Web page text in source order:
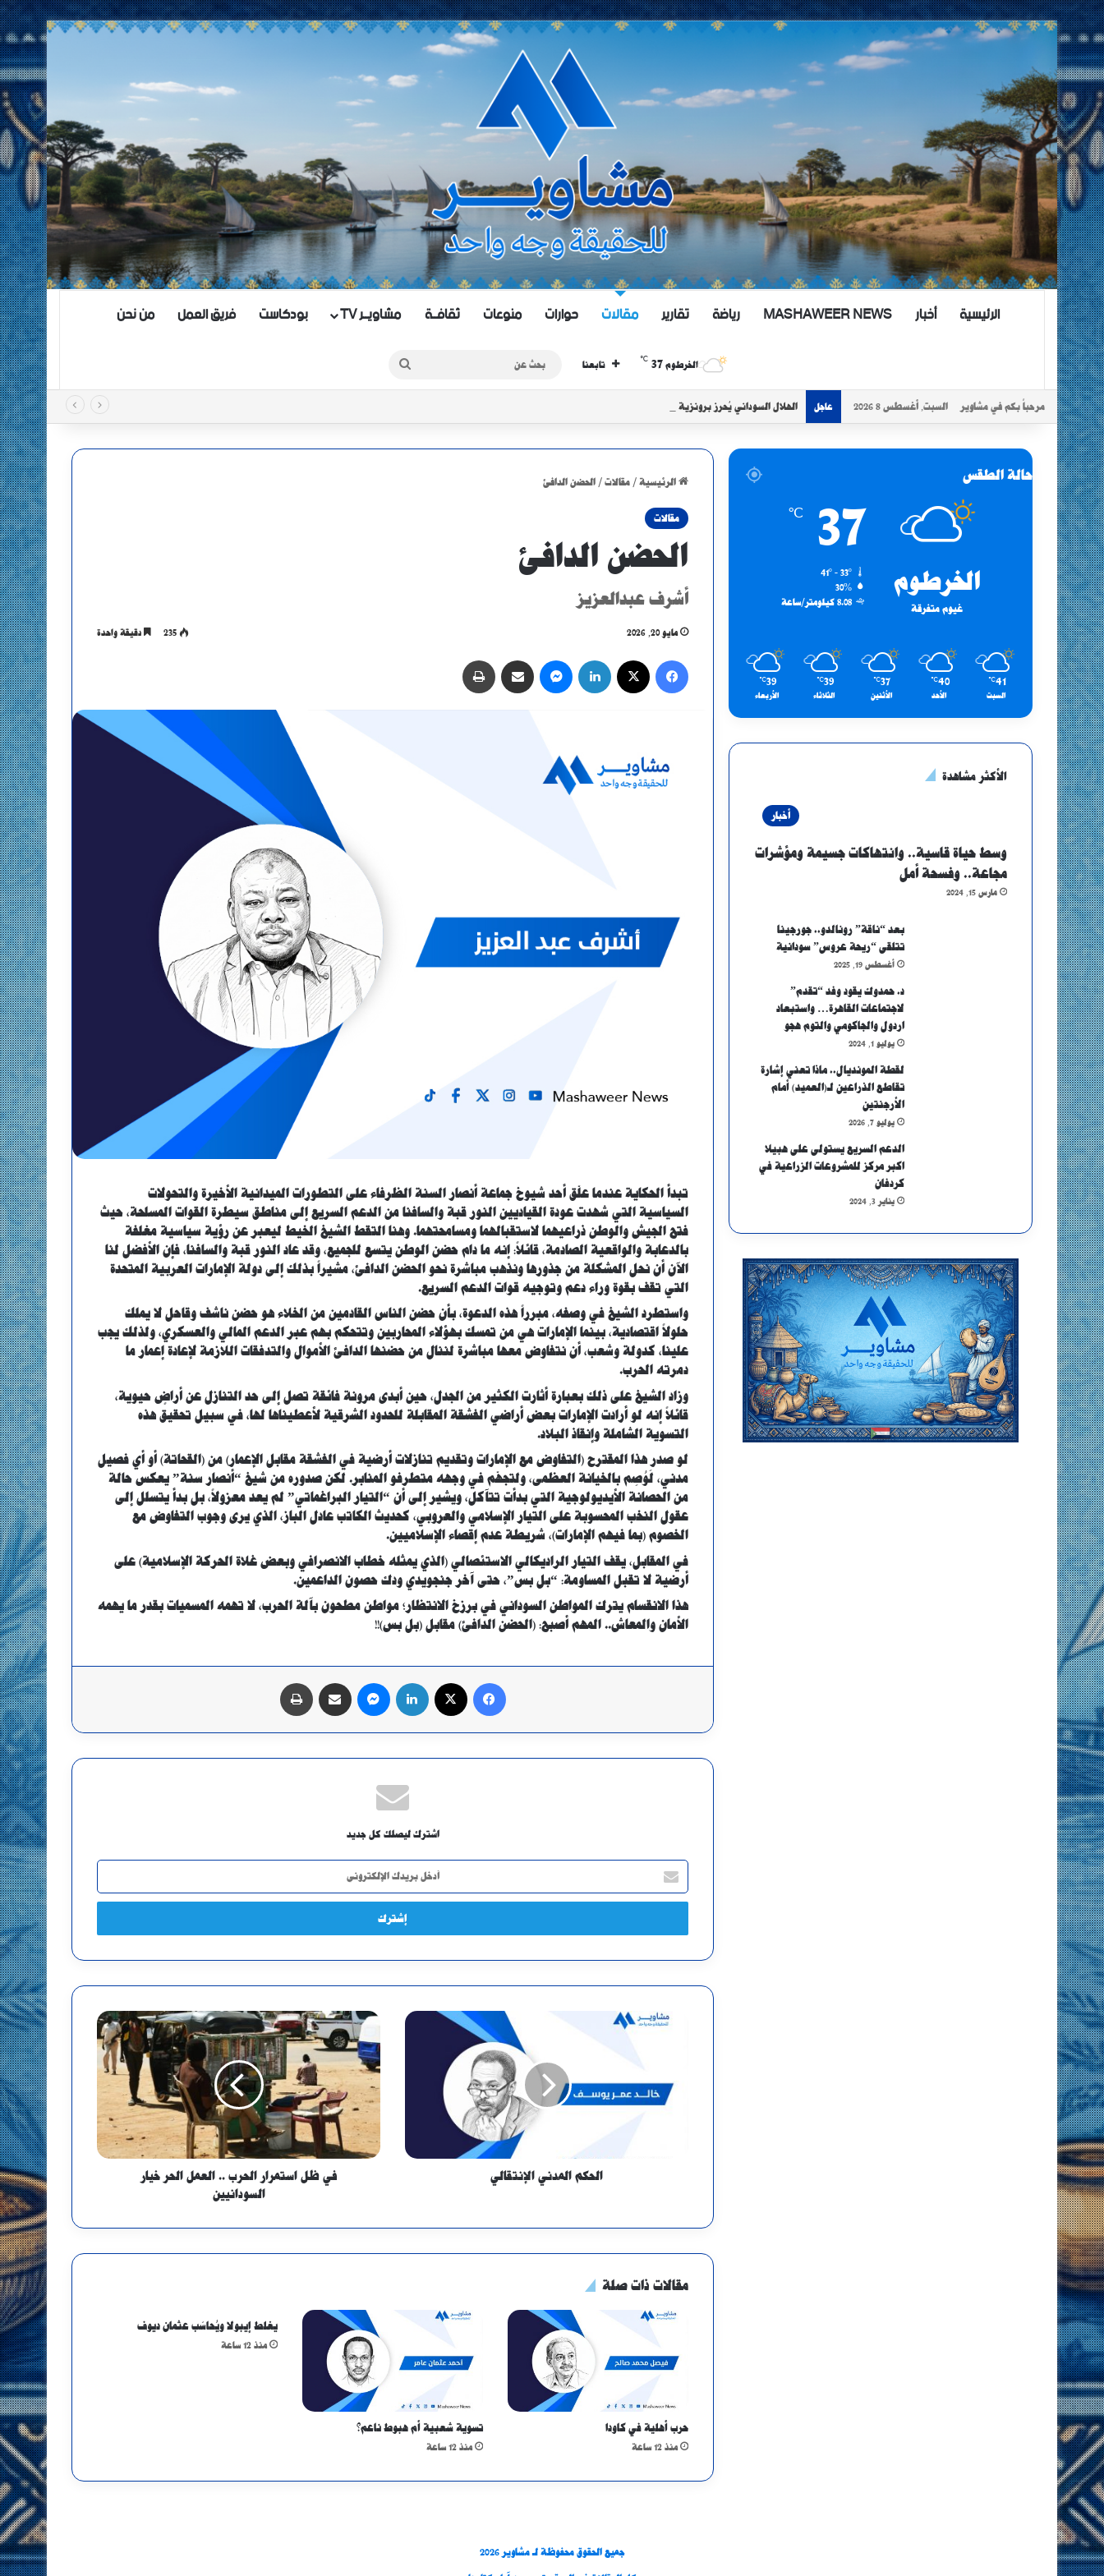
الرئيسية أخبار MASHAWEER NEWS رياضة تقارير مقالات حوارات منوعات ثقافــة مشاويــر TV بودكاست فريق العمل من نحن
الخرطوم 37
℃
تابعنا بحث
عن
مرحباً بكم في مشاوير السبت, أغسطس 8 2026 عاجل الهلال السوداني يُحرز برونزية سيكافا بثنائية في شباك الجاموس
الرئيسية / مقالات / الحضن الدافئ
مقالات
الحضن الدافئ
أشرف عبدالعزيز
مايو 20, 2026 235 دقيقة واحدة
فيسبوك لينكدإن ماسنجر مشاركة عبر البريد
تبدأ الحكاية عندما علّق أحد شيوخ جماعة أنصار السنة الظرفاء على التطورات الميدانية الأخيرة والتحولات
السياسية التي شهدت عودة القياديين النور قبة والسافنا من الدعم السريع إلى مناطق سيطرة القوات المسلحة، حيث
فتح الجيش والوطن ذراعيهما لاستقبالهما ومسامحتهما. وهنا التقط الشيخ الخيط ليعبر عن رؤية سياسية مغلفة
بالدعابة والواقعية الصادمة، قائلاً: إنه ما دام حضن الوطن يتسع للجميع، وقد عاد النور قبة والسافنا، فإن الأفضل لنا
الآن أن نحل المشكلة من جذورها ونذهب مباشرة نحو الحضن الدافئ، مشيراً بذلك إلى دولة الإمارات العربية المتحدة
التي تقف بقوة وراء دعم وتوجيه قوات الدعم السريع.
واستطرد الشيخ في وصفه، مبرراً هذه الدعوة، بأن حضن الناس القادمين من الخلاء هو حضن ناشف وقاحل لا يملك
حلولاً اقتصادية، بينما الإمارات هي من تمسك بهؤلاء المحاربين وتتحكم بهم عبر الدعم المالي والعسكري، ولذلك يجب
علينا، كدولة وشعب، أن نتفاوض معها مباشرة لننال من حضنها الدافئ الأموال والتدفقات اللازمة لإعادة إعمار ما
دمرته الحرب.
وزاد الشيخ على ذلك بعبارة أثارت الكثير من الجدل، حين أبدى مرونة فائقة تصل إلى حد التنازل عن أراضٍ حيوية،
قائلاً إنه لو أرادت الإمارات بعض أراضي الفشقة المقابلة للحدود الشرقية لأعطيناها لها، في سبيل تحقيق هذه
التسوية الشاملة وإنقاذ البلاد.
لو صدر هذا المقترح (التفاوض مع الإمارات وتقديم تنازلات أرضية في الفشقة مقابل الإعمار) من (القحاتة) أو أي فصيل
مدني، لَوُصِم بالخيانة العظمى، ولتجهّم في وجهه متطرفو المنابر. لكن صدوره من شيخ “أنصار سنة” يعكس حالة
من الحصانة الأيديولوجية التي بدأت تتآكل، ويشير إلى أن “التيار البراغماتي” لم يعد معزولاً، بل بدأ يتسلل إلى
عقول النخب المحسوبة على التيار الإسلامي والعروبي، كحديث الكاتب عادل الباز، الذي يرى وجوب التفاوض مع
الخصوم (بما فيهم الإمارات)، شريطة عدم إقصاء الإسلاميين.
في المقابل، يقف التيار الراديكالي الاستئصالي (الذي يمثله خطاب الانصرافي وبعض غلاة الحركة الإسلامية) على
أرضية لا تقبل المساومة: “بل بس”، حتى آخر جنجويدي ودك حصون الداعمين.
هذا الانقسام يترك المواطن السوداني في برزخ الانتظار؛ مواطن مطحون بآلة الحرب، لا تهمه المسميات بقدر ما يهمه
الأمان والمعاش.. المهم أصبح: (الحضن الدافئ) مقابل (بل بس)!!
فيسبوك لينكدإن ماسنجر مشاركة عبر البريد
اشترك ليصلك كل جديد
أدخل
بريدك
الإلكتروني
الحكم المدني الإنتقالي
في ظل استمرار الحرب .. العمل الحر خيار
السودانيين
مقالات ذات صلة
حرب أهلية في كاودا
منذ 12 ساعة
تسوية شعبية أم هبوط ناعم؟
منذ 12 ساعة
يغلط إيبولا ويُحاسَب عثمان ديوف
منذ 12 ساعة
حالة الطقس
الخرطوم
غيوم متفرقة
37
℃
41º - 33º
30%
8.08 كيلومتر/ساعة
41
℃
السبت
40
℃
الأحد
37
℃
الأثنين
39
℃
الثلاثاء
39
℃
الأربعاء
الأكثر مشاهدة
أخبار
وسط حياة قاسية.. وانتهاكات جسيمة ومؤشرات
مجاعة.. وفسحة أمل
مارس 15, 2024
بعد “ناقة” رونالدو.. جورجينا
تتلقى “ريحة عروس” سودانية
أغسطس 19, 2025
د. حمدوك يقود وفد “تقدم”
لاجتماعات القاهرة… واستبعاد
اردول والجاكومي والتوم هجو
يوليو 1, 2024
لقطة المونديال.. ماذا تعني إشارة
تقاطع الذراعين لـ(العميد) أمام
الأرجنتين
يوليو 7, 2026
الدعم السريع يستولى على هبيلا
اكبر مركز للمشروعات الزراعية في
كردفان
يناير 3, 2024
جميع الحقوق محفوظة لـ مشاوير 2026